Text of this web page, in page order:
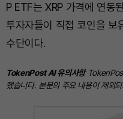
P ETF는 XRP 가격에 연동
투자자들이 직접 코인을 보
수단이다.
TokenPost AI 유의사항
했습니다. 본문의 주요 내용이 제외